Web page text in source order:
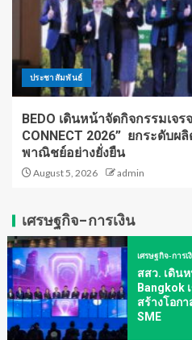
ประชาสัมพันธ์
BEDO เดินหน้าจัดกิจกรรมเจร
CONNECT 2026” ยกระดับ
พาณิชย์อย่างยั่งยืน
August 5, 2026 admin
เศรษฐกิจ-การเงิน
เศรษฐกิจ-การเ
สสว. เดิน
Bangkok
สร้างโอก
SME